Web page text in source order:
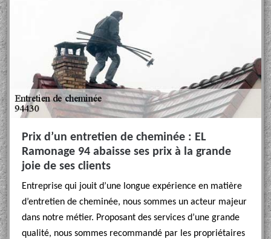
Prix d’un entretien de cheminée : EL
Ramonage 94 abaisse ses prix à la grande
joie de ses clients
Entreprise qui jouit d’une longue expérience en matière
d’entretien de cheminée, nous sommes un acteur majeur
dans notre métier. Proposant des services d’une grande
qualité, nous sommes recommandé par les propriétaires